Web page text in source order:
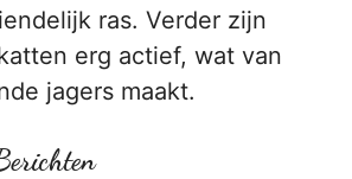
ras. Verder zijn
erg actief, wat van
jagers maakt.